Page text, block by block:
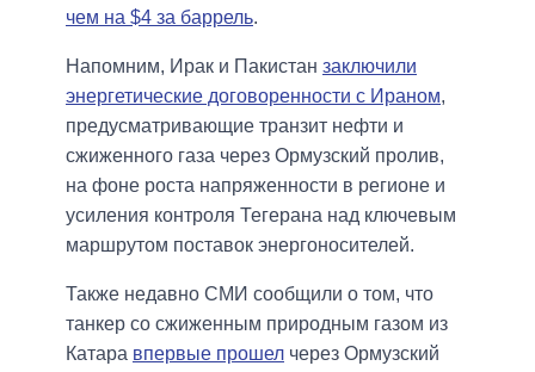
чем на $4 за баррель.
Напомним, Ирак и Пакистан заключили
энергетические договоренности с Ираном,
предусматривающие транзит нефти и
сжиженного газа через Ормузский пролив,
на фоне роста напряженности в регионе и
усиления контроля Тегерана над ключевым
маршрутом поставок энергоносителей.
Также недавно СМИ сообщили о том, что
танкер со сжиженным природным газом из
Катара впервые прошел через Ормузский